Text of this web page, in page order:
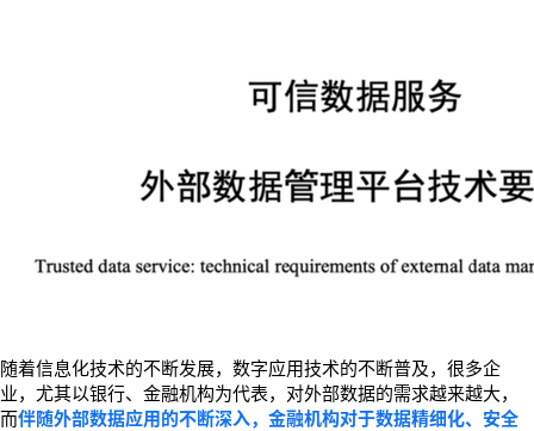
随着信息化技术的不断发展，数字应用技术的不断普及，很多企
业，尤其以银行、金融机构为代表，对外部数据的需求越来越大，
而伴随外部数据应用的不断深入，金融机构对于数据精细化、安全